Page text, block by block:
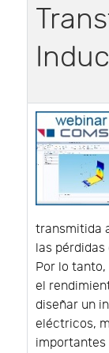
transmitida
las
Por lo
el
diseñar un
eléctricos,
importantes